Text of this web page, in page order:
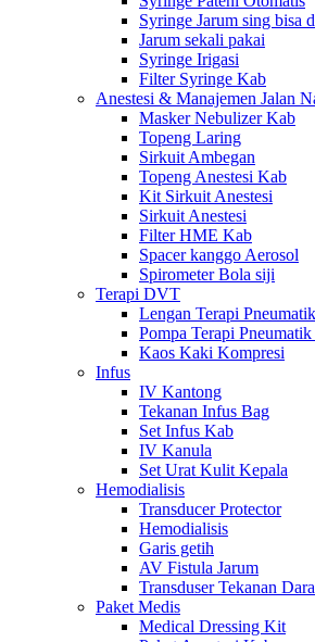
Syringe Jarum sing bisa
Jarum sekali pakai
Syringe Irigasi
Filter Syringe Kab
Anestesi & Manajemen Jalan
Masker Nebulizer Kab
Topeng Laring
Sirkuit Ambegan
Topeng Anestesi Kab
Kit Sirkuit Anestesi
Sirkuit Anestesi
Filter HME Kab
Spacer kanggo Aerosol
Spirometer Bola siji
Terapi DVT
Lengan Terapi
Pompa Terapi
Kaos Kaki Kompresi
Infus
IV Kantong
Tekanan Infus Bag
Set Infus Kab
IV Kanula
Set Urat Kulit Kepala
Hemodialisis
Transducer Protector
Hemodialisis
Garis getih
AV Fistula Jarum
Transduser Tekanan
Paket Medis
Medical Dressing Kit